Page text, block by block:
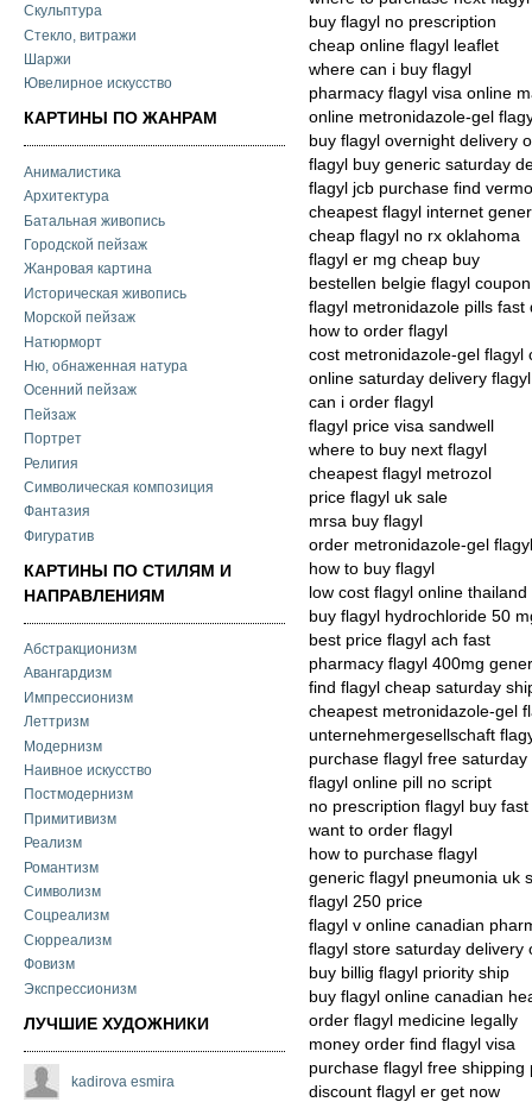
Скульптура
Стекло, витражи
Шаржи
Ювелирное искусство
КАРТИНЫ ПО ЖАНРАМ
Анималистика
Архитектура
Батальная живопись
Городской пейзаж
Жанровая картина
Историческая живопись
Морской пейзаж
Натюрморт
Ню, обнаженная натура
Осенний пейзаж
Пейзаж
Портрет
Религия
Символическая композиция
Фантазия
Фигуратив
КАРТИНЫ ПО СТИЛЯМ И
НАПРАВЛЕНИЯМ
Абстракционизм
Авангардизм
Импрессионизм
Леттризм
Модернизм
Наивное искусство
Постмодернизм
Примитивизм
Реализм
Романтизм
Символизм
Соцреализм
Сюрреализм
Фовизм
Экспрессионизм
ЛУЧШИЕ ХУДОЖНИКИ
kadirova esmira
buy flagyl no prescription
cheap online flagyl leaflet
where can i buy flagyl
pharmacy flagyl visa online
online metronidazole-gel
buy flagyl overnight delivery
flagyl buy generic saturday
flagyl jcb purchase find
cheapest flagyl internet
cheap flagyl no rx oklahoma
flagyl er mg cheap buy
bestellen belgie flagyl
flagyl metronidazole pills fast
how to order flagyl
cost metronidazole-gel flagyl
online saturday delivery flagyl
can i order flagyl
flagyl price visa sandwell
where to buy next flagyl
cheapest flagyl metrozol
price flagyl uk sale
mrsa buy flagyl
order metronidazole-gel
how to buy flagyl
low cost flagyl online thailand
buy flagyl hydrochloride 50
best price flagyl ach fast
pharmacy flagyl 400mg
find flagyl cheap saturday
cheapest metronidazole-gel
unternehmergesellschaft
purchase flagyl free saturday
flagyl online pill no script
no prescription flagyl buy fast
want to order flagyl
how to purchase flagyl
generic flagyl pneumonia uk
flagyl 250 price
flagyl v online canadian
flagyl store saturday delivery
buy billig flagyl priority ship
buy flagyl online canadian
order flagyl medicine legally
money order find flagyl visa
purchase flagyl free shipping
discount flagyl er get now